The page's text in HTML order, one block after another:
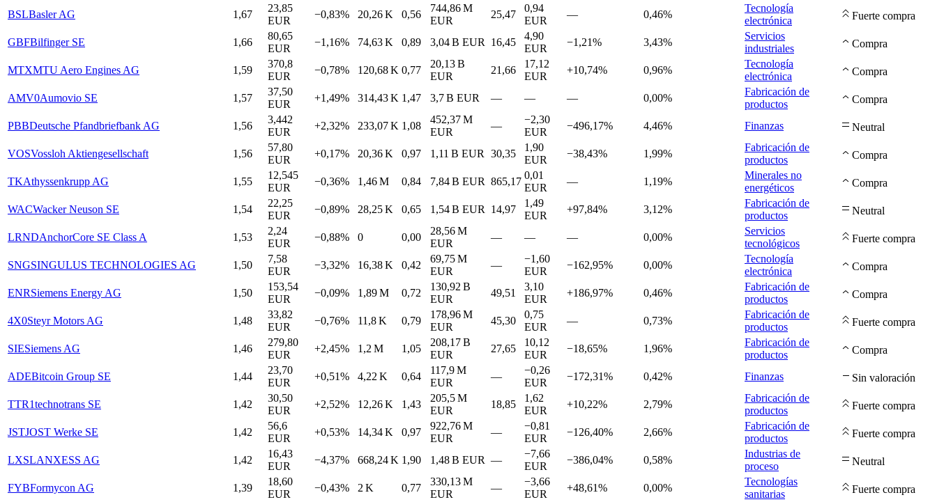
BSLBasler AG 1,67
23,85
EUR
−0,83% 20,26 K 0,56
744,86 M
EUR
25,47
0,94
EUR
— 0,46%
Tecnología
electrónica
Fuerte compra
GBFBilfinger SE 1,66
80,65
EUR
−1,16% 74,63 K 0,89 3,04 B EUR 16,45
4,90
EUR
−1,21% 3,43%
Servicios
industriales
Compra
MTXMTU Aero Engines AG 1,59
370,8
EUR
−0,78% 120,68 K 0,77
20,13 B
EUR
21,66
17,12
EUR
+10,74% 0,96%
Tecnología
electrónica
Compra
AMV0Aumovio SE 1,57
37,50
EUR
+1,49% 314,43 K 1,47 3,7 B EUR — — — 0,00%
Fabricación de
productos
Compra
PBBDeutsche Pfandbriefbank AG 1,56
3,442
EUR
+2,32% 233,07 K 1,08
452,37 M
EUR
—
−2,30
EUR
−496,17% 4,46% Finanzas Neutral
VOSVossloh Aktiengesellschaft 1,56
57,80
EUR
+0,17% 20,36 K 0,97 1,11 B EUR 30,35
1,90
EUR
−38,43% 1,99%
Fabricación de
productos
Compra
TKAthyssenkrupp AG 1,55
12,545
EUR
−0,36% 1,46 M 0,84 7,84 B EUR 865,17
0,01
EUR
— 1,19%
Minerales no
energéticos
Compra
WACWacker Neuson SE 1,54
22,25
EUR
−0,89% 28,25 K 0,65 1,54 B EUR 14,97
1,49
EUR
+97,84% 3,12%
Fabricación de
productos
Neutral
LRNDAnchorCore SE Class A 1,53
2,24
EUR
−0,88% 0 0,00
28,56 M
EUR
— — — 0,00%
Servicios
tecnológicos
Fuerte compra
SNGSINGULUS TECHNOLOGIES AG 1,50
7,58
EUR
−3,32% 16,38 K 0,42
69,75 M
EUR
—
−1,60
EUR
−162,95% 0,00%
Tecnología
electrónica
Compra
ENRSiemens Energy AG 1,50
153,54
EUR
−0,09% 1,89 M 0,72
130,92 B
EUR
49,51
3,10
EUR
+186,97% 0,46%
Fabricación de
productos
Compra
4X0Steyr Motors AG 1,48
33,82
EUR
−0,76% 11,8 K 0,79
178,96 M
EUR
45,30
0,75
EUR
— 0,73%
Fabricación de
productos
Fuerte compra
SIESiemens AG 1,46
279,80
EUR
+2,45% 1,2 M 1,05
208,17 B
EUR
27,65
10,12
EUR
−18,65% 1,96%
Fabricación de
productos
Compra
ADEBitcoin Group SE 1,44
23,70
EUR
+0,51% 4,22 K 0,64
117,9 M
EUR
—
−0,26
EUR
−172,31% 0,42% Finanzas Sin valoración
TTR1technotrans SE 1,42
30,50
EUR
+2,52% 12,26 K 1,43
205,5 M
EUR
18,85
1,62
EUR
+10,22% 2,79%
Fabricación de
productos
Fuerte compra
JSTJOST Werke SE 1,42
56,6
EUR
+0,53% 14,34 K 0,97
922,76 M
EUR
—
−0,81
EUR
−126,40% 2,66%
Fabricación de
productos
Fuerte compra
LXSLANXESS AG 1,42
16,43
EUR
−4,37% 668,24 K 1,90 1,48 B EUR —
−7,66
EUR
−386,04% 0,58%
Industrias de
proceso
Neutral
FYBFormycon AG 1,39
18,60
EUR
−0,43% 2 K 0,77
330,13 M
EUR
—
−3,66
EUR
+48,61% 0,00%
Tecnologías
sanitarias
Fuerte compra